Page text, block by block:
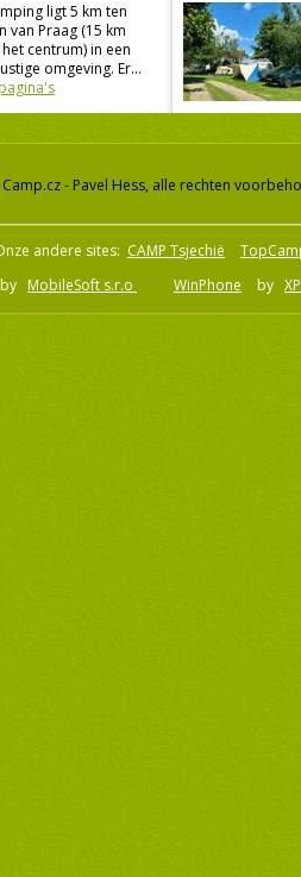
ligt 5 km ten
van Praag (15 km
centrum) in een
omgeving. Er...
- Pavel Hess, alle rechten
andere sites: CAMP Tsjechië
by MobileSoft s.r.o WinPhone by